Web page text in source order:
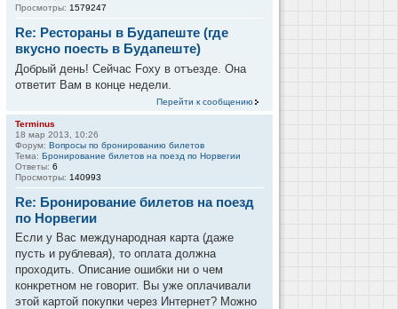
Просмотры: 1579247
Re: Рестораны в Будапеште (где
вкусно поесть в Будапеште)
Добрый день! Сейчас Foxy в отъезде. Она
ответит Вам в конце недели.
Перейти к сообщению
Terminus
18 мар 2013, 10:26
Форум: Вопросы по бронированию билетов
Тема: Бронирование билетов на поезд по Норвегии
Ответы: 6
Просмотры: 140993
Re: Бронирование билетов на поезд
по Норвегии
Если у Вас международная карта (даже
пусть и рублевая), то оплата должна
проходить. Описание ошибки ни о чем
конкретном не говорит. Вы уже оплачивали
этой картой покупки через Интернет? Можно